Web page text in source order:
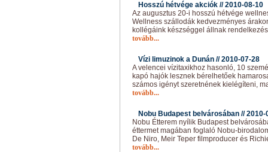
Hosszú hétvége akciók //2010-08-10
Az augusztus 20-i hosszú hétvége
Wellness szállodák kedvezményes
kollégáink készséggel állnak
tovább...
Vízi limuzinok a Dunán //2010-07-28
A velencei vízitaxikhoz hasonló, 10
kapó hajók lesznek bérelhetőek
számos igényt szeretnének kielégíteni,
tovább...
Nobu Budapest belvárosában //2010-
Nobu Étterem nyílik Budapest
éttermet magában foglaló Nobu-
De Niro, Meir Teper filmproducer és
tovább...